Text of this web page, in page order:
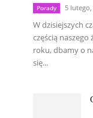
Porady 5 lutego,
W dzisiejszych
częścią naszego
roku, dbamy o
się...